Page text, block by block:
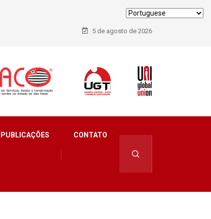
5 de agosto de 2026
PUBLICAÇÕES CONTATO